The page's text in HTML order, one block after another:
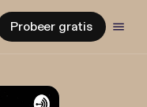
Probeer gratis